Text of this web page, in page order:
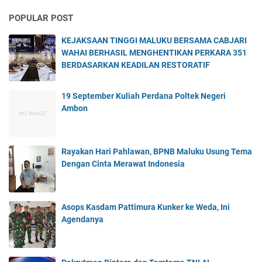
POPULAR POST
KEJAKSAAN TINGGI MALUKU BERSAMA CABJARI
WAHAI BERHASIL MENGHENTIKAN PERKARA 351
BERDASARKAN KEADILAN RESTORATIF
19 September Kuliah Perdana Poltek Negeri
Ambon
Rayakan Hari Pahlawan, BPNB Maluku Usung Tema
Dengan Cinta Merawat Indonesia
Asops Kasdam Pattimura Kunker ke Weda, Ini
Agendanya